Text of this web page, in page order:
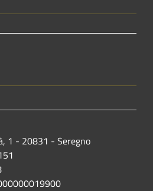
1 - 20831 - Seregno